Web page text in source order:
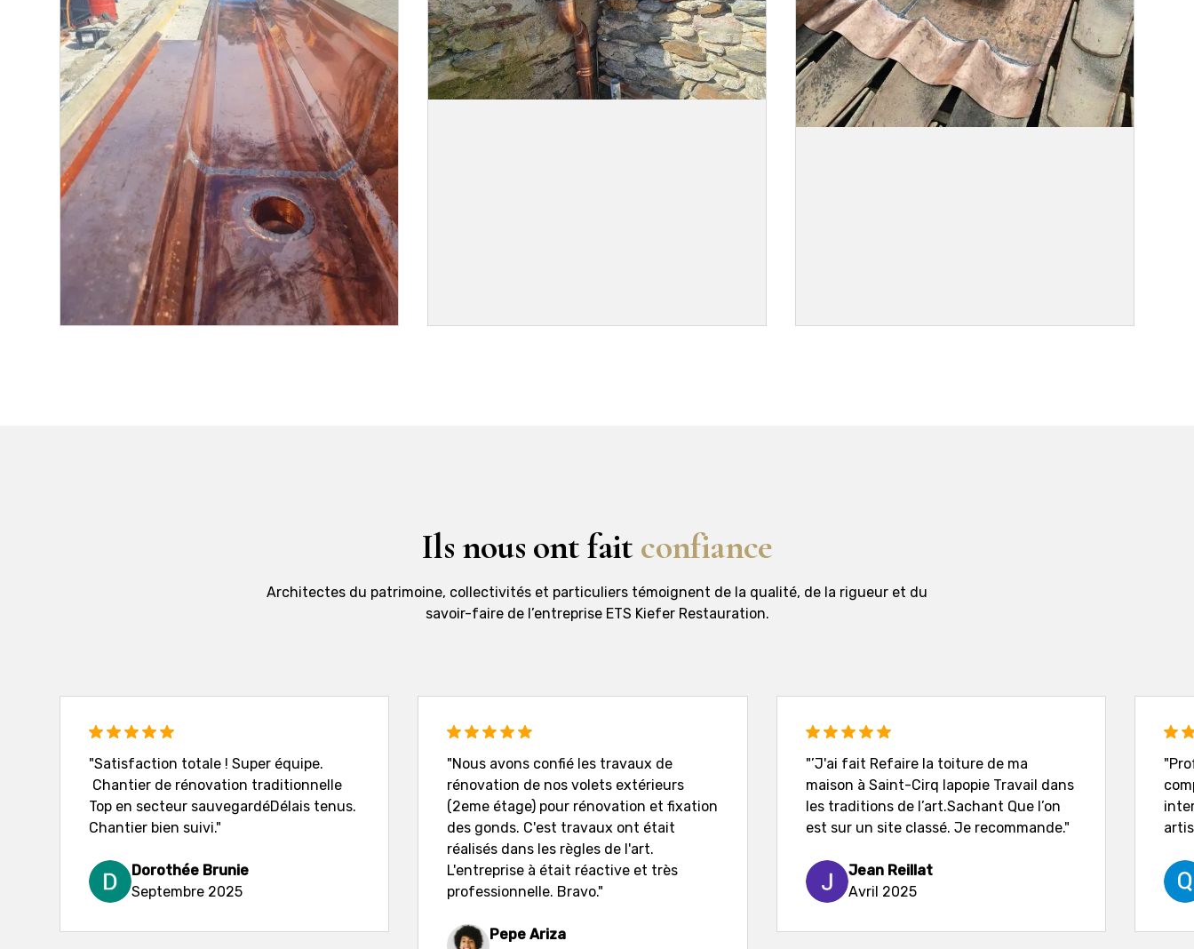
Ils nous ont faitconfiance
Architectes du patrimoine, collectivités et particuliers témoignent de la qualité, de la rigueur et du
savoir-faire de l’entreprise ETS Kiefer Restauration.
"Satisfaction totale ! Super équipe.
Chantier de rénovation traditionnelle
Top en secteur sauvegardéDélais tenus.
Chantier bien suivi."
Dorothée Brunie
Septembre 2025
"Nous avons confié les travaux de
rénovation de nos volets extérieurs
(2eme étage) pour rénovation et fixation
des gonds. C'est travaux ont était
réalisés dans les règles de l'art.
L'entreprise à était réactive et très
professionnelle. Bravo."
Pepe Ariza
"’J'ai fait Refaire la toiture de ma
maison à Saint-Cirq lapopie Travail dans
les traditions de l’art.Sachant Que l’on
est sur un site classé. Je recommande."
Jean Reillat
Avril 2025